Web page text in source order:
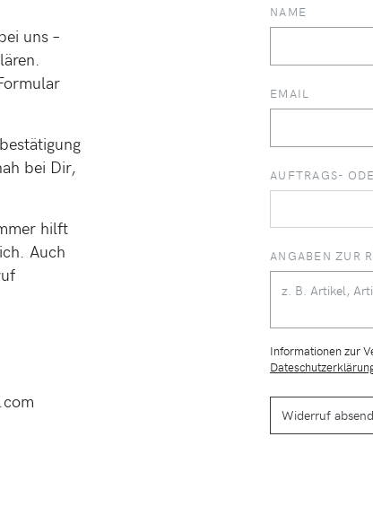
uns –
bei Dir,
hilft
Auch
NAME
EMAIL
AUFTRAGS-
ANGABEN ZUR
Informationen zur
Widerruf